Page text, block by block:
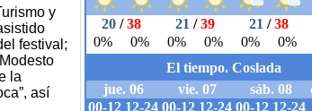
y
festival;
la
así